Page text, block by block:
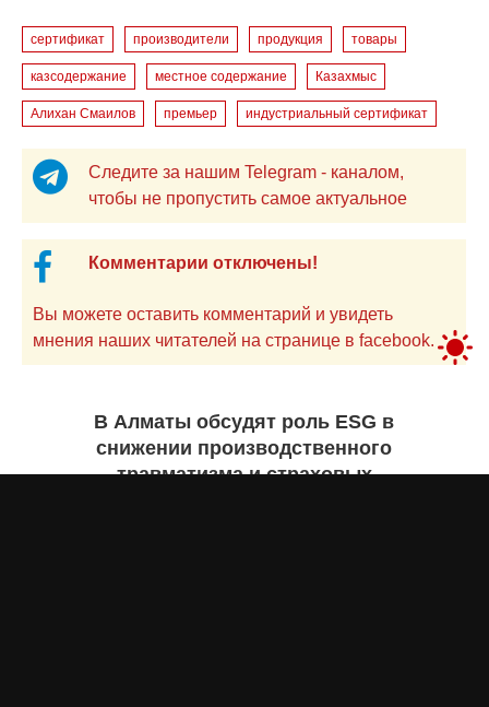
сертификат производители продукция товары
казсодержание местное содержание Казахмыс
Алихан Смаилов премьер индустриальный сертификат
Следите за нашим Telegram - каналом,
чтобы не пропустить самое актуальное
Комментарии отключены!
Вы можете оставить комментарий и увидеть
мнения наших читателей на странице в facebook.
В Алматы обсудят роль ESG в
снижении производственного
травматизма и страховых